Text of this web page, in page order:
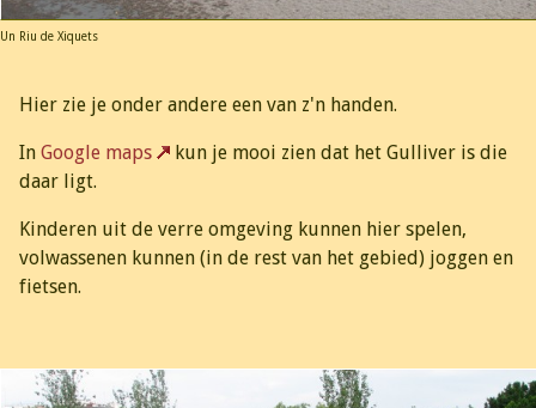
Un Riu de Xiquets
Hier zie je onder andere een van z'n handen.
In Google maps
kun je mooi zien dat het Gulliver is die
daar ligt.
Kinderen uit de verre omgeving kunnen hier spelen,
volwassenen kunnen (in de rest van het gebied) joggen en
fietsen.